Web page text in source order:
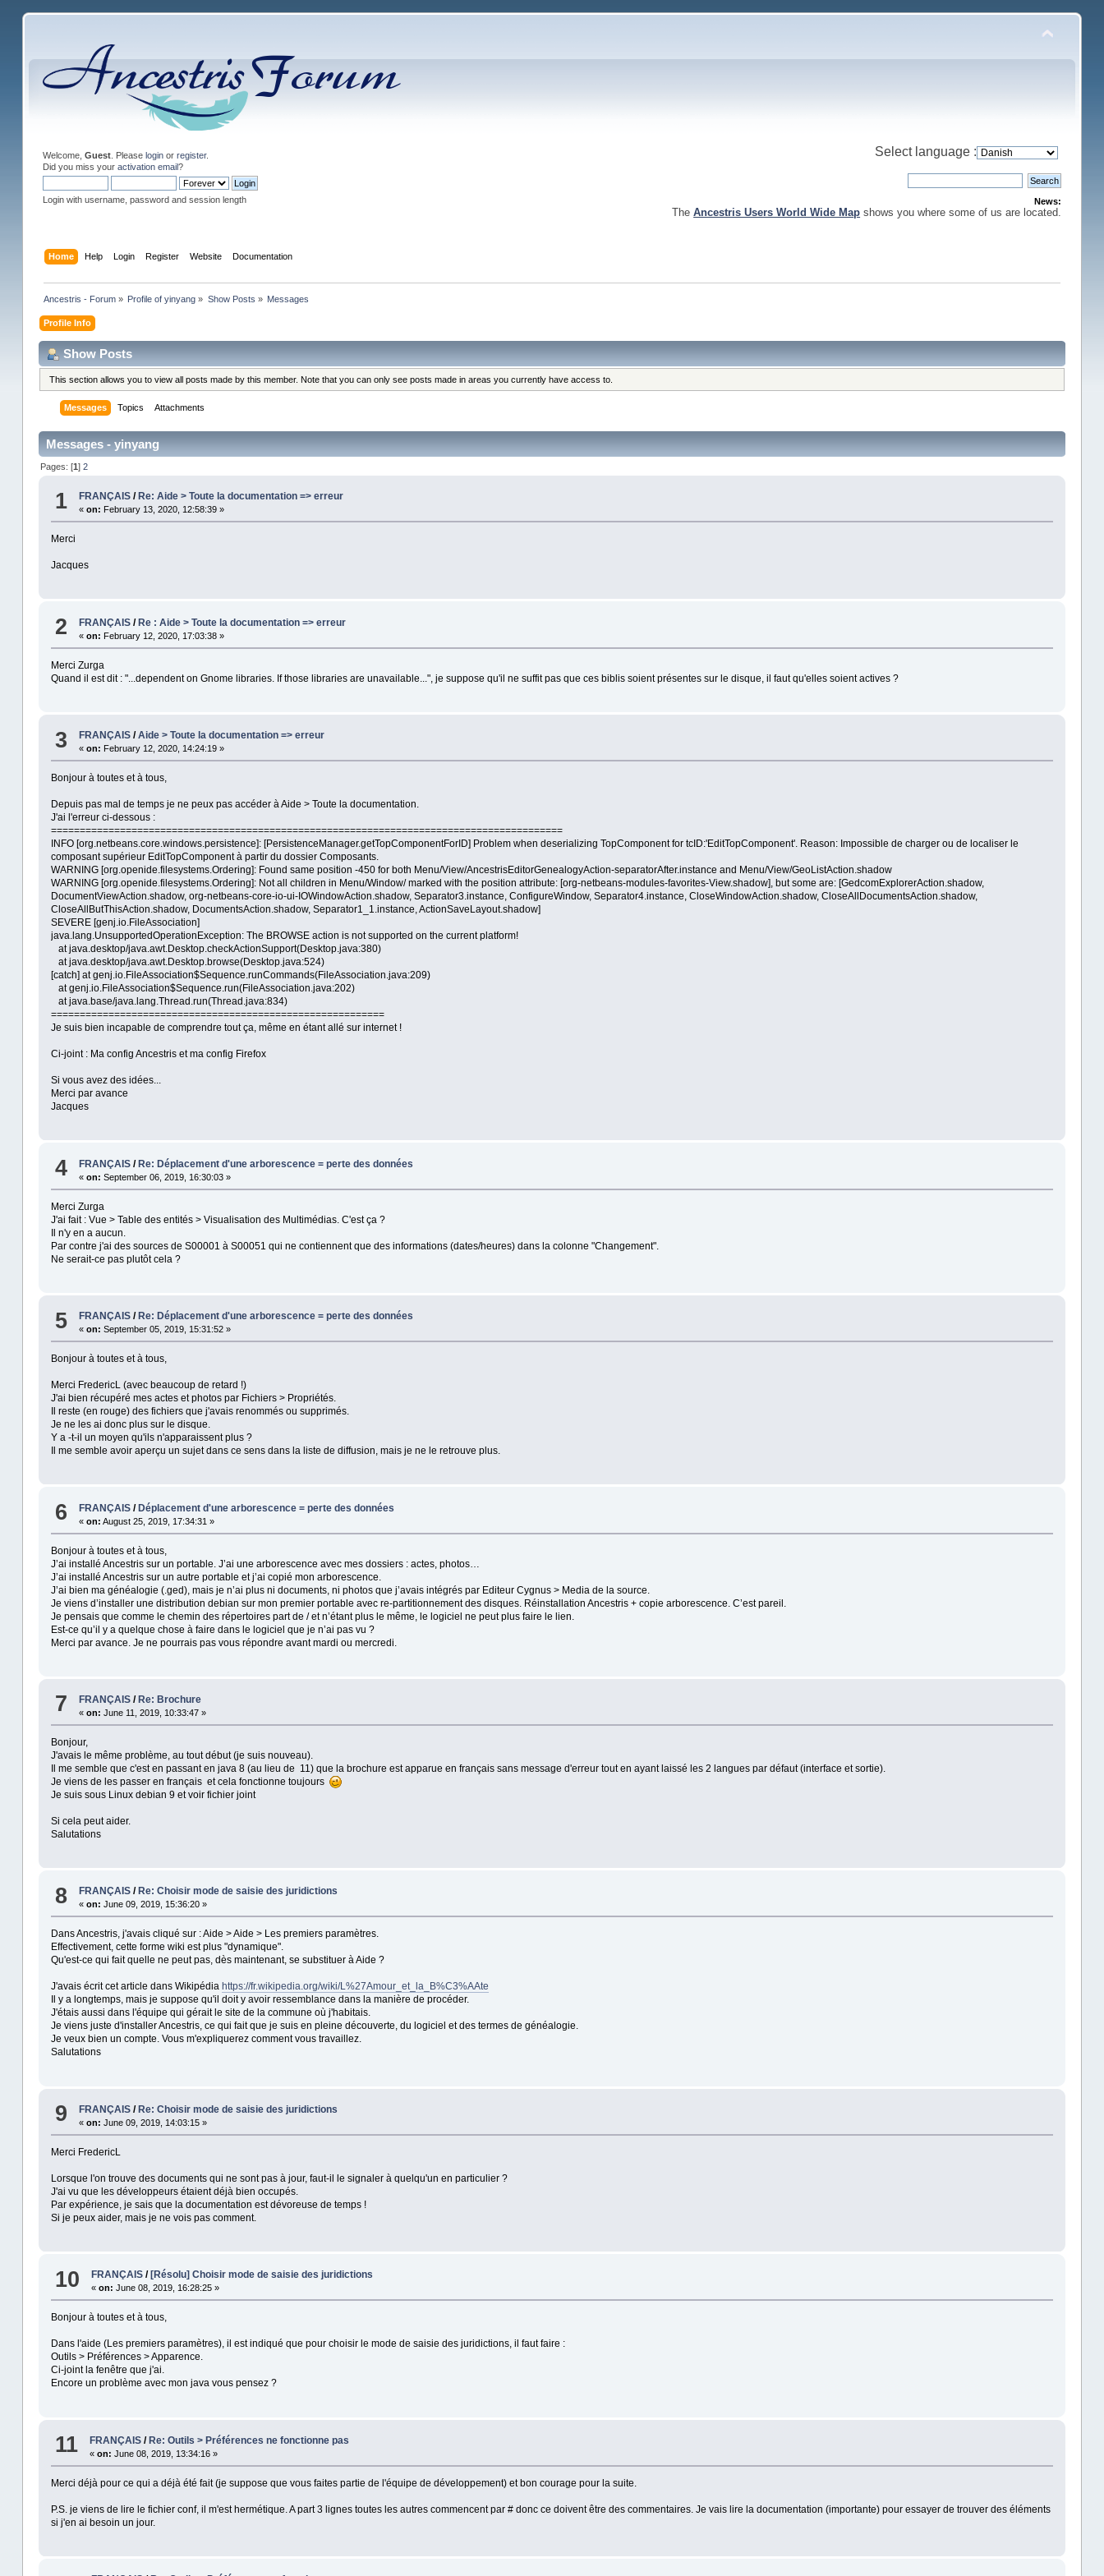
Welcome, Guest. Please loginor register.
Did you miss your activation email?
Login with username, password and session length
Select language :
News:
TheAncestris Users World Wide Map shows you where some of us are located.
Home Help Login Register Website Documentation
Ancestris - Forum » Profile of yinyang » Show Posts » Messages
Profile Info
Show Posts
This section allows you to view all posts made by this member. Note that you can only see posts made in areas you currently have access to.
Messages Topics Attachments
Messages - yinyang
Pages: [1]2
1 FRANÇAIS / Re: Aide > Toute la documentation => erreur
«on: February 13, 2020, 12:58:39 »
Merci
Jacques
2 FRANÇAIS /Re : Aide > Toute la documentation => erreur
«on: February 12, 2020, 17:03:38 »
Merci Zurga
Quand il est dit : "...dependent on Gnome libraries. If those libraries are unavailable...", je suppose qu'il ne suffit pas que ces biblis soient présentes sur le disque, il faut qu'elles soient actives ?
3 FRANÇAIS /Aide > Toute la documentation => erreur
«on: February 12, 2020, 14:24:19 »
Bonjour à toutes et à tous,
Depuis pas mal de temps je ne peux pas accéder à Aide > Toute la documentation.
J'ai l'erreur ci-dessous :
=========================================================================================
INFO [org.netbeans.core.windows.persistence]: [PersistenceManager.getTopComponentForID] Problem when deserializing TopComponent for tcID:'EditTopComponent'. Reason: Impossible de charger ou de localiser le
composant supérieur EditTopComponent à partir du dossier Composants.
WARNING [org.openide.filesystems.Ordering]: Found same position -450 for both Menu/View/AncestrisEditorGenealogyAction-separatorAfter.instance and Menu/View/GeoListAction.shadow
WARNING [org.openide.filesystems.Ordering]: Not all children in Menu/Window/ marked with the position attribute: [org-netbeans-modules-favorites-View.shadow], but some are: [GedcomExplorerAction.shadow,
DocumentViewAction.shadow, org-netbeans-core-io-ui-IOWindowAction.shadow, Separator3.instance, ConfigureWindow, Separator4.instance, CloseWindowAction.shadow, CloseAllDocumentsAction.shadow,
CloseAllButThisAction.shadow, DocumentsAction.shadow, Separator1_1.instance, ActionSaveLayout.shadow]
SEVERE [genj.io.FileAssociation]
java.lang.UnsupportedOperationException: The BROWSE action is not supported on the current platform!
at java.desktop/java.awt.Desktop.checkActionSupport(Desktop.java:380)
at java.desktop/java.awt.Desktop.browse(Desktop.java:524)
[catch] at genj.io.FileAssociation$Sequence.runCommands(FileAssociation.java:209)
at genj.io.FileAssociation$Sequence.run(FileAssociation.java:202)
at java.base/java.lang.Thread.run(Thread.java:834)
==========================================================
Je suis bien incapable de comprendre tout ça, même en étant allé sur internet !
Ci-joint : Ma config Ancestris et ma config Firefox
Si vous avez des idées...
Merci par avance
Jacques
4 FRANÇAIS /Re: Déplacement d'une arborescence = perte des données
«on: September 06, 2019, 16:30:03 »
Merci Zurga
J'ai fait : Vue > Table des entités > Visualisation des Multimédias. C'est ça ?
Il n'y en a aucun.
Par contre j'ai des sources de S00001 à S00051 qui ne contiennent que des informations (dates/heures) dans la colonne "Changement".
Ne serait-ce pas plutôt cela ?
5 FRANÇAIS / Re: Déplacement d'une arborescence = perte des données
«on: September 05, 2019, 15:31:52 »
Bonjour à toutes et à tous,
Merci FredericL (avec beaucoup de retard !)
J'ai bien récupéré mes actes et photos par Fichiers > Propriétés.
Il reste (en rouge) des fichiers que j'avais renommés ou supprimés.
Je ne les ai donc plus sur le disque.
Y a -t-il un moyen qu'ils n'apparaissent plus ?
Il me semble avoir aperçu un sujet dans ce sens dans la liste de diffusion, mais je ne le retrouve plus.
6 FRANÇAIS /Déplacement d'une arborescence = perte des données
«on: August 25, 2019, 17:34:31 »
Bonjour à toutes et à tous,
J’ai installé Ancestris sur un portable. J’ai une arborescence avec mes dossiers : actes, photos…
J’ai installé Ancestris sur un autre portable et j’ai copié mon arborescence.
J’ai bien ma généalogie (.ged), mais je n’ai plus ni documents, ni photos que j’avais intégrés par Editeur Cygnus > Media de la source.
Je viens d’installer une distribution debian sur mon premier portable avec re-partitionnement des disques. Réinstallation Ancestris + copie arborescence. C’est pareil.
Je pensais que comme le chemin des répertoires part de / et n’étant plus le même, le logiciel ne peut plus faire le lien.
Est-ce qu’il y a quelque chose à faire dans le logiciel que je n’ai pas vu ?
Merci par avance. Je ne pourrais pas vous répondre avant mardi ou mercredi.
7 FRANÇAIS / Re: Brochure
«on: June 11, 2019, 10:33:47 »
Bonjour,
J'avais le même problème, au tout début (je suis nouveau).
Il me semble que c'est en passant en java 8 (au lieu de 11) que la brochure est apparue en français sans message d'erreur tout en ayant laissé les 2 langues par défaut (interface et sortie).
Je viens de les passer en français et cela fonctionne toujours
Je suis sous Linux debian 9 et voir fichier joint
Si cela peut aider.
Salutations
8 FRANÇAIS / Re: Choisir mode de saisie des juridictions
«on: June 09, 2019, 15:36:20 »
Dans Ancestris, j'avais cliqué sur : Aide > Aide > Les premiers paramètres.
Effectivement, cette forme wiki est plus "dynamique".
Qu'est-ce qui fait quelle ne peut pas, dès maintenant, se substituer à Aide ?
J'avais écrit cet article dans Wikipédia https://fr.wikipedia.org/wiki/L%27Amour_et_la_B%C3%AAte
Il y a longtemps, mais je suppose qu'il doit y avoir ressemblance dans la manière de procéder.
J'étais aussi dans l'équipe qui gérait le site de la commune où j'habitais.
Je viens juste d'installer Ancestris, ce qui fait que je suis en pleine découverte, du logiciel et des termes de généalogie.
Je veux bien un compte. Vous m'expliquerez comment vous travaillez.
Salutations
9 FRANÇAIS / Re: Choisir mode de saisie des juridictions
«on: June 09, 2019, 14:03:15 »
Merci FredericL
Lorsque l'on trouve des documents qui ne sont pas à jour, faut-il le signaler à quelqu'un en particulier ?
J'ai vu que les développeurs étaient déjà bien occupés.
Par expérience, je sais que la documentation est dévoreuse de temps !
Si je peux aider, mais je ne vois pas comment.
10 FRANÇAIS / [Résolu] Choisir mode de saisie des juridictions
«on: June 08, 2019, 16:28:25 »
Bonjour à toutes et à tous,
Dans l'aide (Les premiers paramètres), il est indiqué que pour choisir le mode de saisie des juridictions, il faut faire :
Outils > Préférences > Apparence.
Ci-joint la fenêtre que j'ai.
Encore un problème avec mon java vous pensez ?
11 FRANÇAIS /Re: Outils > Préférences ne fonctionne pas
«on: June 08, 2019, 13:34:16 »
Merci déjà pour ce qui a déjà été fait (je suppose que vous faites partie de l'équipe de développement) et bon courage pour la suite.
P.S. je viens de lire le fichier conf, il m'est hermétique. A part 3 lignes toutes les autres commencent par # donc ce doivent être des commentaires. Je vais lire la documentation (importante) pour essayer de trouver des éléments
si j'en ai besoin un jour.